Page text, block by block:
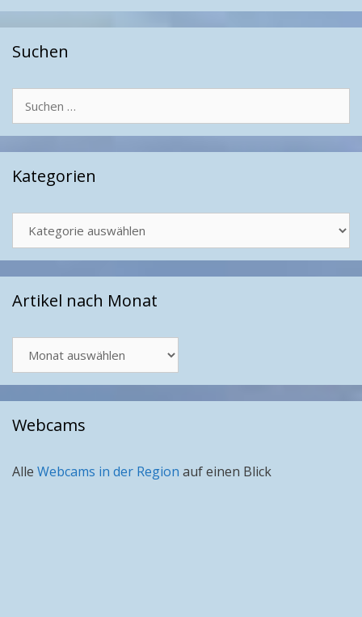
Suchen
nach:
Kategorien
Artikel nach Monat
nach
Monat
Webcams
Alle Webcams in der Region auf einen Blick